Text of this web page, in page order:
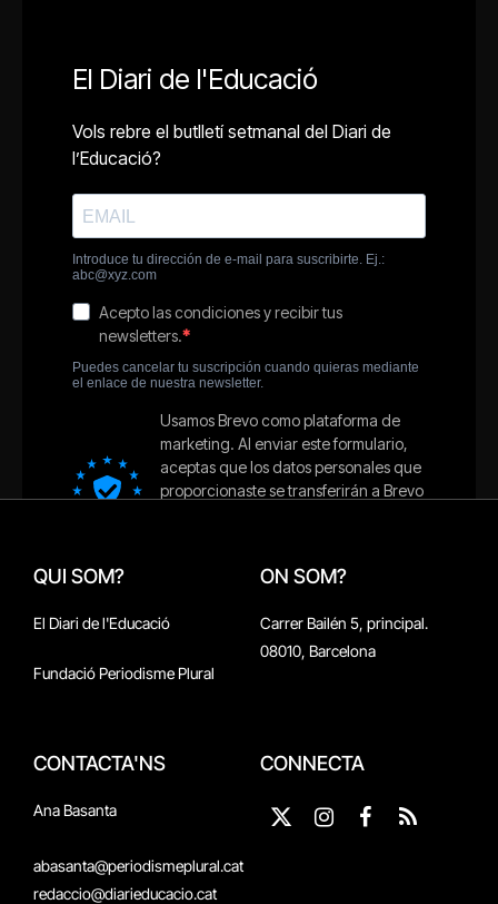
QUI SOM?
El Diari de l'Educació
Fundació Periodisme Plural
ON SOM?
Carrer Bailén 5, principal.
08010, Barcelona
CONTACTA'NS
Ana Basanta
abasanta@periodismeplural.cat
redaccio@diarieducacio.cat
CONNECTA
X
InstagramFacebook
RSS